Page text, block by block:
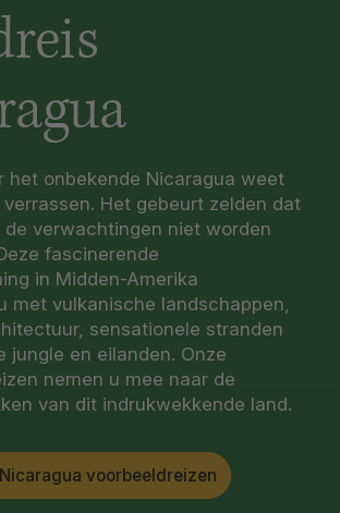
het onbekende Nicaragua weet
Het gebeurt zelden dat
de verwachtingen niet worden
fascinerende
in Midden-Amerika
met vulkanische landschappen,
sensationele stranden
jungle en eilanden. Onze
nemen u mee naar de
van dit indrukwekkende land.
voorbeeldreizen